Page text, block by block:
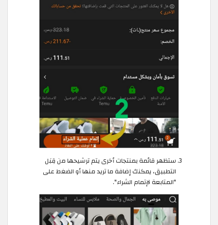
ستظهر قائمة بمنتجات أخرى يتم ترشيحها من قِبَل
التطبيق، يمكنك إضافة ما تريد منها أو الضغط على
"المتابعة لإتمام الشراء".